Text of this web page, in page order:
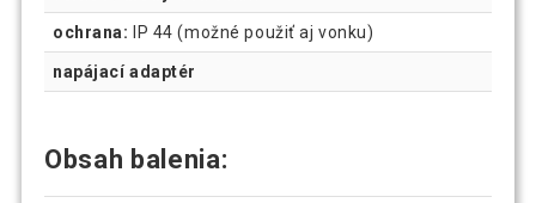
ochrana: IP 44 (možné použiť aj vonku)
napájací adaptér
Obsah balenia: